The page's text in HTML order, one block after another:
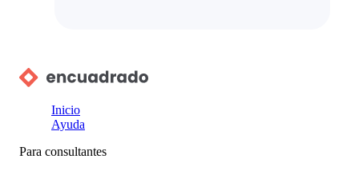
Inicio
Ayuda
Para consultantes